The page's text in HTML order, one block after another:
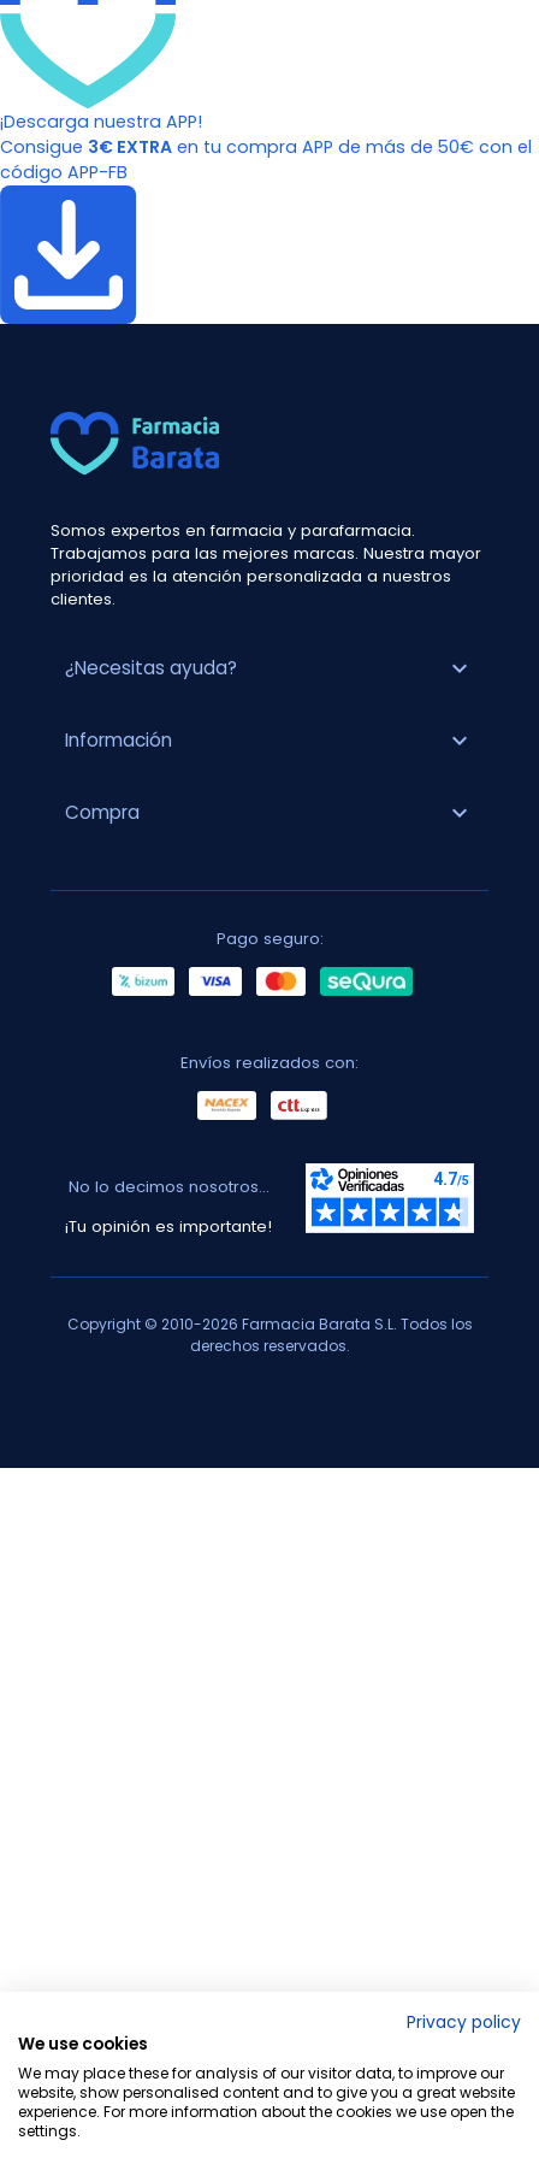
¡Descarga nuestra APP!
Consigue 3€ EXTRA en tu compra APP de más de 50€ con el
código APP-FB
Somos expertos en farmacia y parafarmacia.
Trabajamos para las mejores marcas. Nuestra mayor
prioridad es la atención personalizada a nuestros
clientes.
¿Necesitas ayuda? expand_more
Información expand_more
Compra expand_more
Pago seguro:
Envíos realizados con:
No lo decimos nosotros...
¡Tu opinión es importante!
Copyright © 2010-2026 Farmacia Barata S.L. Todos los
derechos reservados.
Privacy policy
We use cookies
We may place these for analysis of our visitor data, to improve our
website, show personalised content and to give you a great website
experience. For more information about the cookies we use open the
settings.